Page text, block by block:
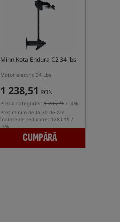
Minn Kota Endura C2 34 lbs
Motor electric 34 Lbs
1 238,51 RON
Pretul categoriei: 1 285,71 / -4%
Preț minim de la 30 de zile
înainte de reducere: 1280.15 /
-3%
CUMPĂRĂ